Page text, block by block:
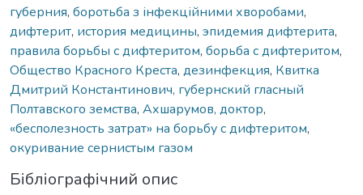
губерния, боротьба з інфекційними хворобами,
дифтерит, история медицины, эпидемия дифтерита,
правила борьбы с дифтеритом, борьба с дифтеритом,
Общество Красного Креста, дезинфекция, Квитка
Дмитрий Константинович, губернский гласный
Полтавского земства, Ахшарумов, доктор,
«бесполезность затрат» на борьбу с дифтеритом,
окуривание сернистым газом
Бібліографічний опис